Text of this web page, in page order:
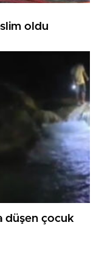
oldu
düşen çocuk